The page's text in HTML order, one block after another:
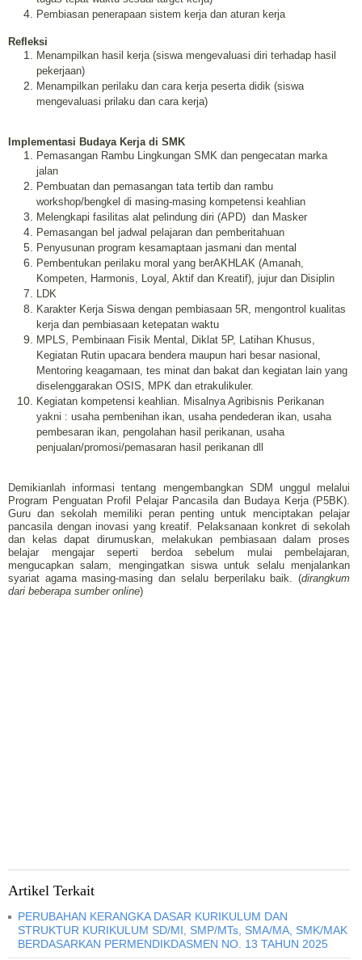
Pembiasan penerapaan sistem kerja dan aturan kerja
Refleksi
Menampilkan hasil kerja (siswa mengevaluasi diri terhadap hasil
pekerjaan)
Menampilkan perilaku dan cara kerja peserta didik (siswa
mengevaluasi prilaku dan cara kerja)
Implementasi Budaya Kerja di SMK
Pemasangan Rambu Lingkungan SMK dan pengecatan marka
jalan
Pembuatan dan pemasangan tata tertib dan rambu
workshop/bengkel di masing-masing kompetensi keahlian
Melengkapi fasilitas alat pelindung diri (APD) dan Masker
Pemasangan bel jadwal pelajaran dan pemberitahuan
Penyusunan program kesamaptaan jasmani dan mental
Pembentukan perilaku moral yang berAKHLAK (Amanah,
Kompeten, Harmonis, Loyal, Aktif dan Kreatif), jujur dan Disiplin
LDK
Karakter Kerja Siswa dengan pembiasaan 5R, mengontrol kualitas
kerja dan pembiasaan ketepatan waktu
MPLS, Pembinaan Fisik Mental, Diklat 5P, Latihan Khusus,
Kegiatan Rutin upacara bendera maupun hari besar nasional,
Mentoring keagamaan, tes minat dan bakat dan kegiatan lain yang
diselenggarakan OSIS, MPK dan etrakulikuler.
Kegiatan kompetensi keahlian. Misalnya Agribisnis Perikanan
yakni : usaha pembenihan ikan, usaha pendederan ikan, usaha
pembesaran ikan, pengolahan hasil perikanan, usaha
penjualan/promosi/pemasaran hasil perikanan dll
Demikianlah informasi tentang mengembangkan SDM unggul melalui
Program Penguatan Profil Pelajar Pancasila dan Budaya Kerja (P5BK).
Guru dan sekolah memiliki peran penting untuk menciptakan pelajar
pancasila dengan inovasi yang kreatif. Pelaksanaan konkret di sekolah
dan kelas dapat dirumuskan, melakukan pembiasaan dalam proses
belajar mengajar seperti berdoa sebelum mulai pembelajaran,
mengucapkan salam, mengingatkan siswa untuk selalu menjalankan
syariat agama masing-masing dan selalu berperilaku baik. (dirangkum
dari beberapa sumber online)
Artikel Terkait
PERUBAHAN KERANGKA DASAR KURIKULUM DAN
STRUKTUR KURIKULUM SD/MI, SMP/MTs, SMA/MA, SMK/MAK
BERDASARKAN PERMENDIKDASMEN NO. 13 TAHUN 2025